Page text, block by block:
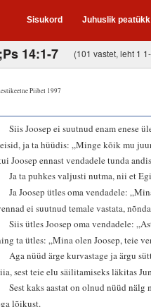
Sisukord Juhuslik peatükk
14:1-7 (101 vastet, leht 1
Piibel 1997
Siis Joosep ei suutnud enam enese
ja ta hüüdis: „Minge kõik mu
Joosep ennast vendadele tunda
Ja ta puhkes valjusti nutma, nii et
Ja Joosep ütles oma vendadele:
ei suutnud temale vastata,
Siis ütles Joosep oma vendadele:
ta ütles: „Mina olen Joosep, teie
Aga nüüd ärge kurvastage ja ärgu
sest teie elu säilitamiseks läkitas
Sest kaks aastat on olnud nüüd
lõikust.